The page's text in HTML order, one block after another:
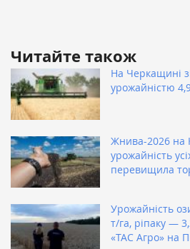
Читайте також
На Черкащині
урожайністю
Жнива-2026 на
урожайність
перевищила
Урожайність
т/га, ріпаку —
«ТАС Агро» на